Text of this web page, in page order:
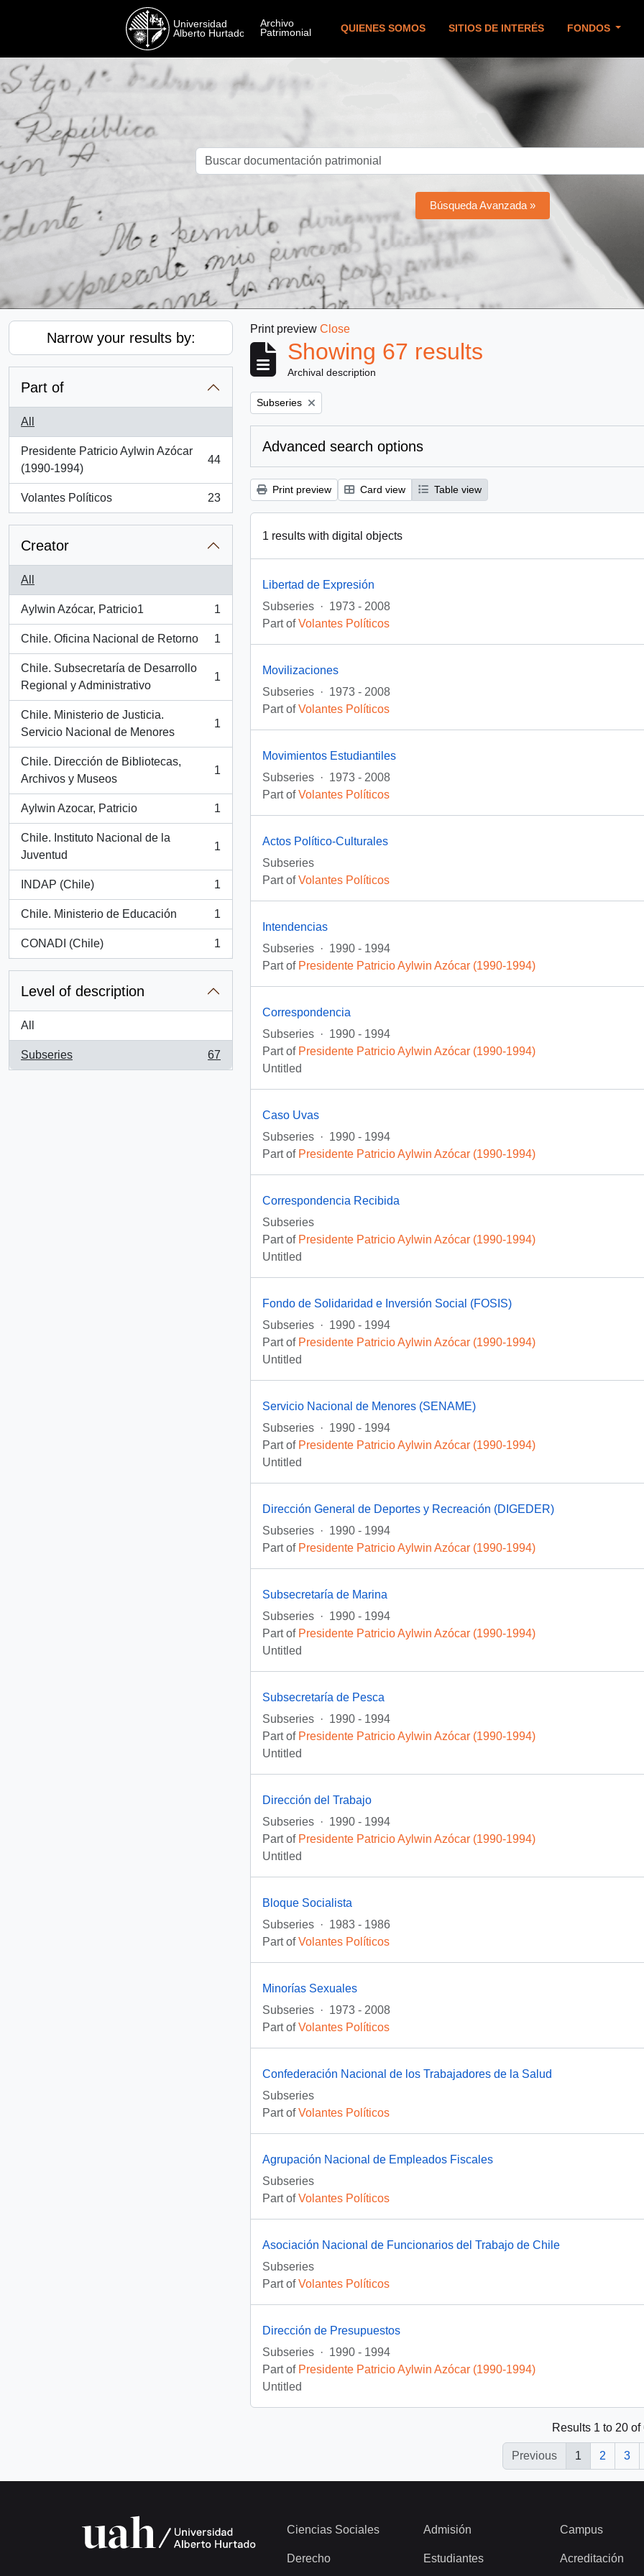
QUIENES SOMOS SITIOS DE INTERÉS FONDOS
Búsqueda Avanzada »
Narrow your results by:
Part of
All
Presidente Patricio Aylwin Azócar
(1990-1994)
, 44 results
44
Volantes Políticos
, 23 results
23
Creator
All
Aylwin Azócar, Patricio1
, 1 results
1
Chile. Oficina Nacional de Retorno
, 1 results
1
Chile. Subsecretaría de Desarrollo
Regional y Administrativo
, 1 results
1
Chile. Ministerio de Justicia.
Servicio Nacional de Menores
, 1 results
1
Chile. Dirección de Bibliotecas,
Archivos y Museos
, 1 results
1
Aylwin Azocar, Patricio
, 1 results
1
Chile. Instituto Nacional de la
Juventud
, 1 results
1
INDAP (Chile)
, 1 results
1
Chile. Ministerio de Educación
, 1 results
1
CONADI (Chile)
, 1 results
1
Level of description
All
Subseries
, 67 results
67
Print preview Close
Showing 67 results
Archival description
Remove filter:
Subseries
Advanced search options
Print preview Card view Table view
1 results with digital objects
Libertad de Expresión
Subseries · 1973 - 2008
Part ofVolantes Políticos
Movilizaciones
Subseries · 1973 - 2008
Part ofVolantes Políticos
Movimientos Estudiantiles
Subseries · 1973 - 2008
Part ofVolantes Políticos
Actos Político-Culturales
Subseries
Part ofVolantes Políticos
Intendencias
Subseries · 1990 - 1994
Part of Presidente Patricio Aylwin Azócar (1990-1994)
Correspondencia
Subseries · 1990 - 1994
Part of Presidente Patricio Aylwin Azócar (1990-1994)
Untitled
Caso Uvas
Subseries · 1990 - 1994
Part of Presidente Patricio Aylwin Azócar (1990-1994)
Correspondencia Recibida
Subseries
Part of Presidente Patricio Aylwin Azócar (1990-1994)
Untitled
Fondo de Solidaridad e Inversión Social (FOSIS)
Subseries · 1990 - 1994
Part of Presidente Patricio Aylwin Azócar (1990-1994)
Untitled
Servicio Nacional de Menores (SENAME)
Subseries · 1990 - 1994
Part of Presidente Patricio Aylwin Azócar (1990-1994)
Untitled
Dirección General de Deportes y Recreación (DIGEDER)
Subseries · 1990 - 1994
Part of Presidente Patricio Aylwin Azócar (1990-1994)
Subsecretaría de Marina
Subseries · 1990 - 1994
Part of Presidente Patricio Aylwin Azócar (1990-1994)
Untitled
Subsecretaría de Pesca
Subseries · 1990 - 1994
Part of Presidente Patricio Aylwin Azócar (1990-1994)
Untitled
Dirección del Trabajo
Subseries · 1990 - 1994
Part of Presidente Patricio Aylwin Azócar (1990-1994)
Untitled
Bloque Socialista
Subseries · 1983 - 1986
Part ofVolantes Políticos
Minorías Sexuales
Subseries · 1973 - 2008
Part ofVolantes Políticos
Confederación Nacional de los Trabajadores de la Salud
Subseries
Part ofVolantes Políticos
Agrupación Nacional de Empleados Fiscales
Subseries
Part ofVolantes Políticos
Asociación Nacional de Funcionarios del Trabajo de Chile
Subseries
Part ofVolantes Políticos
Dirección de Presupuestos
Subseries · 1990 - 1994
Part of Presidente Patricio Aylwin Azócar (1990-1994)
Untitled
Results 1 to 20 of
Previous 1 2 3
Ciencias Sociales
Derecho
Admisión
Estudiantes
Campus
Acreditación